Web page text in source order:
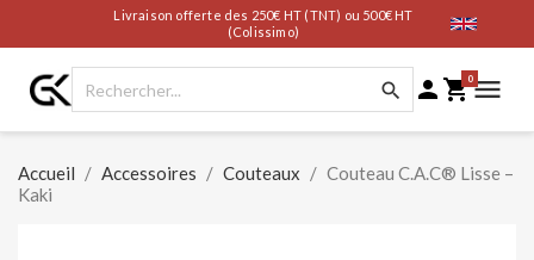
Livraison offerte des 250€ HT (TNT) ou 500€ HT
(Colissimo)
  0
Accueil Accessoires Couteaux
Couteau C.A.C® Lisse –
Kaki